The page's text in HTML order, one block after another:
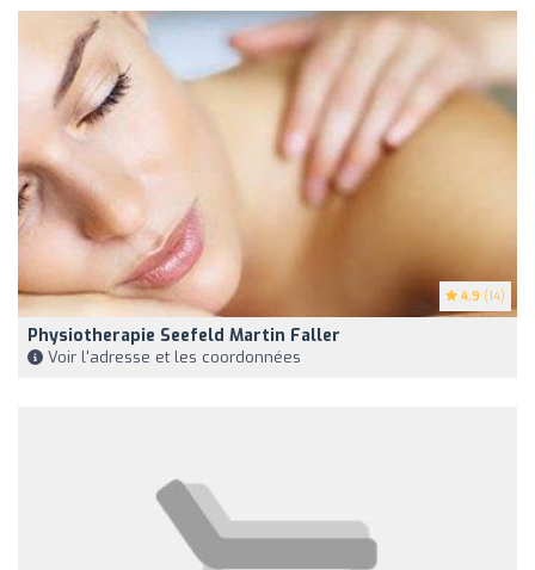
4.9 (14)
Physiotherapie Seefeld Martin Faller
Voir l'adresse et les coordonnées